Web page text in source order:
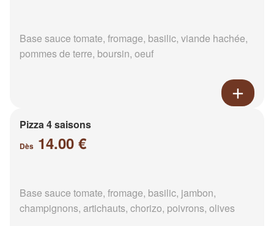
Base sauce tomate, fromage, basilic, viande hachée,
pommes de terre, boursin, oeuf
Pizza 4 saisons
Dès 14.00 €
Base sauce tomate, fromage, basilic, jambon,
champignons, artichauts, chorizo, poivrons, olives